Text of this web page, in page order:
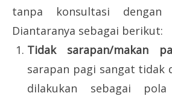
tanpa konsultasi dengan
Diantaranya sebagai berikut:
Tidak sarapan/makan
sarapan pagi sangat tidak
dilakukan sebagai